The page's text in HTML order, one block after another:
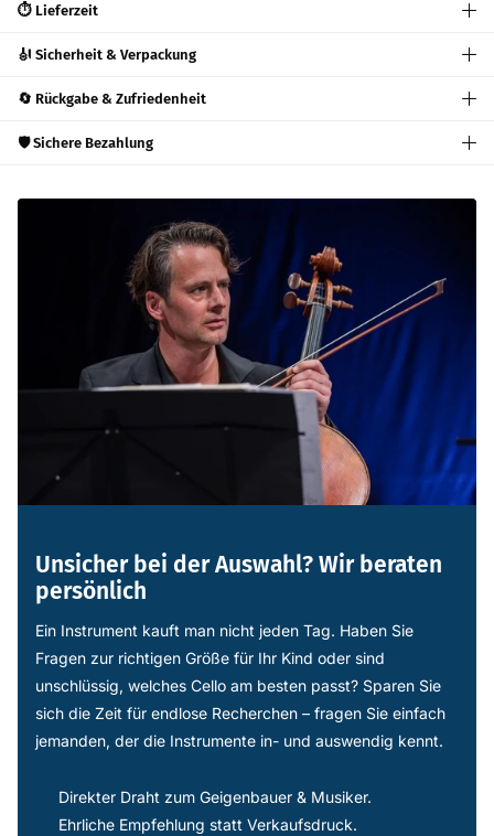
⏱️ Lieferzeit
🎻 Sicherheit & Verpackung
🔄 Rückgabe & Zufriedenheit
🛡️ Sichere Bezahlung
Unsicher bei der Auswahl? Wir beraten
persönlich
Ein Instrument kauft man nicht jeden Tag. Haben Sie
Fragen zur richtigen Größe für Ihr Kind oder sind
unschlüssig, welches Cello am besten passt? Sparen Sie
sich die Zeit für endlose Recherchen – fragen Sie einfach
jemanden, der die Instrumente in- und auswendig kennt.
Direkter Draht zum Geigenbauer & Musiker.
Ehrliche Empfehlung statt Verkaufsdruck.